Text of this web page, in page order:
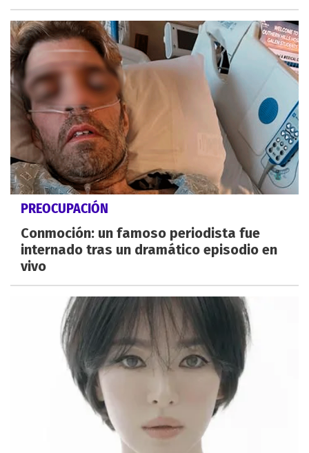
PREOCUPACIÓN
Conmoción: un famoso periodista fue
internado tras un dramático episodio en
vivo